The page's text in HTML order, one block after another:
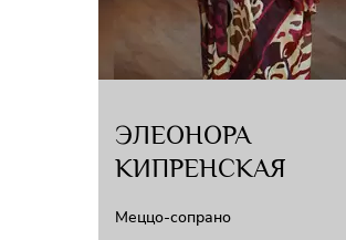
Обширный сольный и оркестровый репертуар
разных эпох и стилей. Имеет записи на радио и
Ежегодно проводит серии мастер - классов в
странах, в Корее и Японии. Принимает
ЭЛЕОНОРА
КИПРЕНСКАЯ
Меццо-сопрано